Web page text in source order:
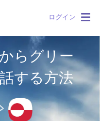
ログイン
らグリー
する方法